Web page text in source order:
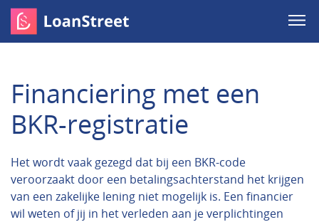
Financiering met een
BKR-registratie
Het wordt vaak gezegd dat bij een BKR-code
veroorzaakt door een betalingsachterstand het krijgen
van een zakelijke lening niet mogelijk is. Een financier
wil weten of jij in het verleden aan je verplichtingen